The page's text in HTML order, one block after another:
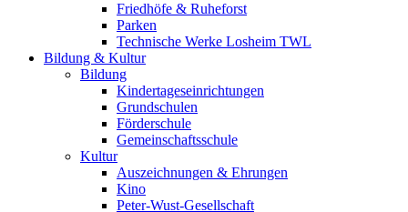
Friedhöfe & Ruheforst
Parken
Technische Werke Losheim TWL
Bildung & Kultur
Bildung
Kindertageseinrichtungen
Grundschulen
Förderschule
Gemeinschaftsschule
Kultur
Auszeichnungen & Ehrungen
Kino
Peter-Wust-Gesellschaft